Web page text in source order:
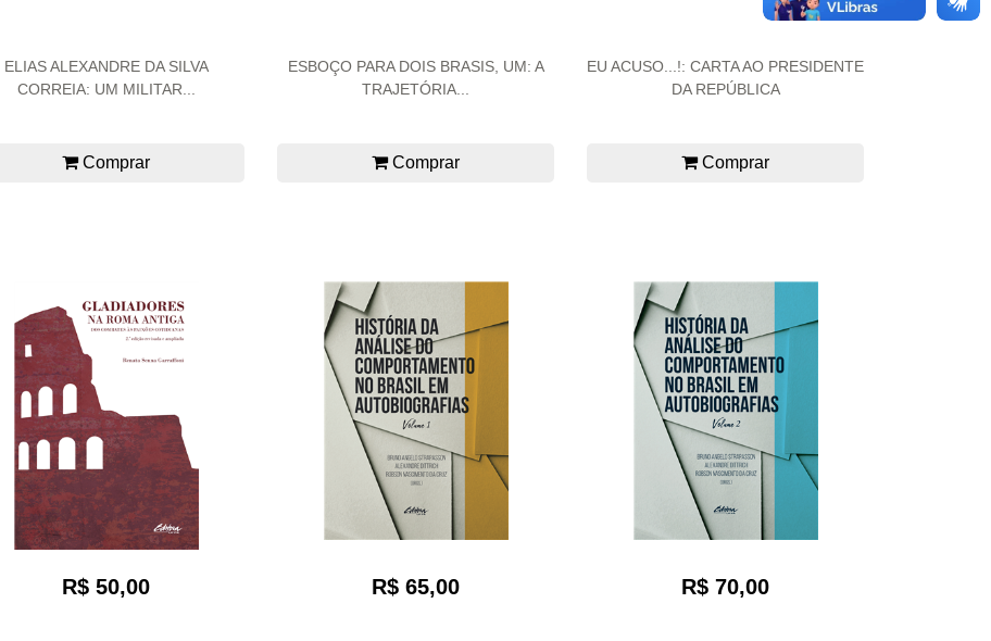
ELIAS ALEXANDRE DA SILVA
CORREIA: UM MILITAR...
Comprar
ESBOÇO PARA DOIS BRASIS, UM: A
TRAJETÓRIA...
Comprar
EU ACUSO...!: CARTA AO PRESIDENTE
DA REPÚBLICA
Comprar
R$ 50,00 R$ 65,00 R$ 70,00